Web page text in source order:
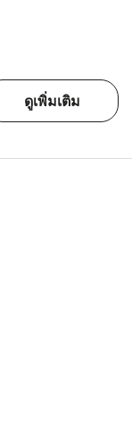
ดูเพิ่มเติม